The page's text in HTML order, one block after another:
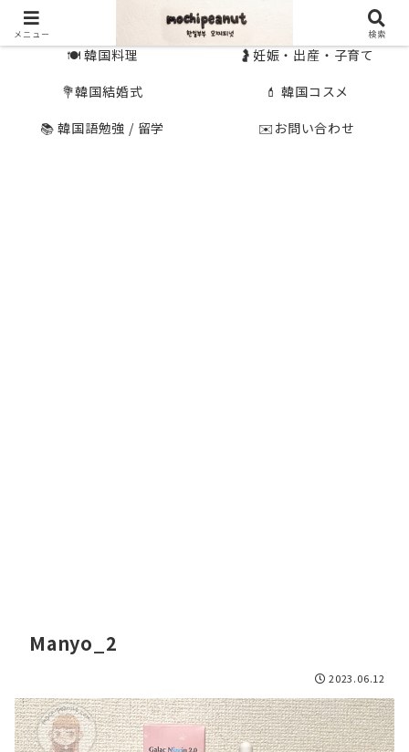
🍽 韓国料理
🤰妊娠・出産・子育て
💐韓国結婚式
💄 韓国コスメ
📚 韓国語勉強 / 留学
✉️お問い合わせ
Manyo_2
2023.06.12
メニュー 検索